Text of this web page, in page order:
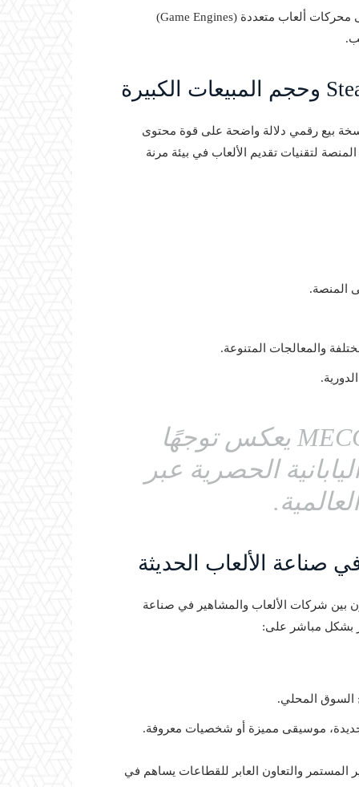
تحديثات التوافق العتادي والبرمجي، خاصة مع تزايد الاعتماد على محركات ألعاب متعددة (Game Engines)
الـ 15 مليون نسخة بيع رقمي دلالة واضحة على قوة محتوى
لتقنيات تقديم الألعاب في بيئة مرنة
والمعالجات المتنوعة.
يعكس توجهًا
الحصرية عبر
صناعة الألعاب الحديثة
بين شركات الألعاب والمشاهير في صناعة
بشكل مباشر على:
السوق المحلي.
موسيقى مميزة أو شخصيات معروفة.
والتعاون العابر للقطاعات يساهم في